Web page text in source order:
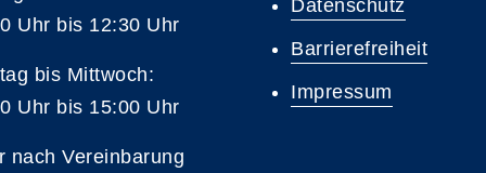
Uhr bis 12:30 Uhr
bis Mittwoch:
Uhr bis 15:00 Uhr
nach Vereinbarung
Datenschutz
Barrierefreiheit
Impressum